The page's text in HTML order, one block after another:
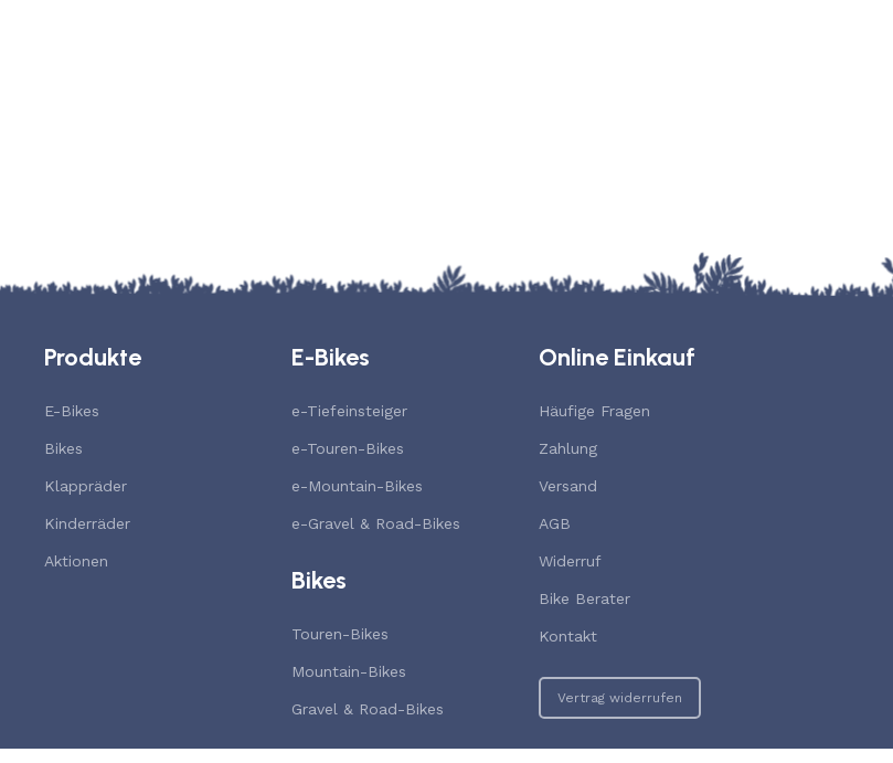
Produkte
E-Bikes
Bikes
Klappräder
Kinderräder
Aktionen
E-Bikes
e-Tiefeinsteiger
e-Touren-Bikes
e-Mountain-Bikes
e-Gravel & Road-Bikes
Bikes
Touren-Bikes
Mountain-Bikes
Gravel & Road-Bikes
Online Einkauf
Häufige Fragen
Zahlung
Versand
AGB
Widerruf
Bike Berater
Kontakt
Vertrag widerrufen